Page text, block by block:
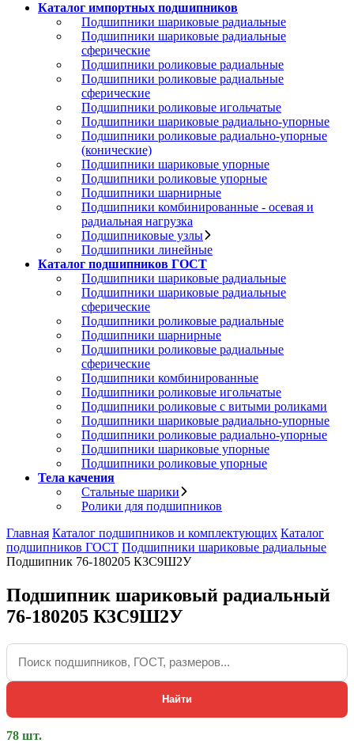
Каталог импортных подшипников
Подшипники шариковые радиальные
Подшипники шариковые радиальные
сферические
Подшипники роликовые радиальные
Подшипники роликовые радиальные
сферические
Подшипники роликовые игольчатые
Подшипники шариковые радиально-упорные
Подшипники роликовые радиально-упорные
(конические)
Подшипники шариковые упорные
Подшипники роликовые упорные
Подшипники шарнирные
Подшипники комбинированные - осевая и
радиальная нагрузка
Подшипниковые узлы
Подшипники линейные
Каталог подшипников ГОСТ
Подшипники шариковые радиальные
Подшипники шариковые радиальные
сферические
Подшипники роликовые радиальные
Подшипники шарнирные
Подшипники роликовые радиальные
сферические
Подшипники комбинированные
Подшипники роликовые игольчатые
Подшипники роликовые с витыми роликами
Подшипники шариковые радиально-упорные
Подшипники роликовые радиально-упорные
Подшипники шариковые упорные
Подшипники роликовые упорные
Тела качения
Стальные шарики
Ролики для подшипников
Главная Каталог подшипников и комплектующих Каталог
подшипников ГОСТ Подшипники шариковые радиальные
Подшипник 76-180205 К3С9Ш2У
Подшипник шариковый радиальный
76-180205 К3С9Ш2У
Найти
78 шт.